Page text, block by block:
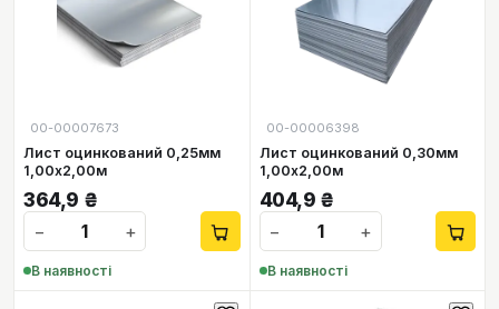
00-00007673
Лист оцинкований 0,25мм
1,00х2,00м
364,9 ₴
−
+
В наявності
00-00006398
Лист оцинкований 0,30мм
1,00х2,00м
404,9 ₴
−
+
В наявності